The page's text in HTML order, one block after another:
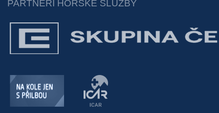
PARTNEŘI HORSKÉ SLUŽBY